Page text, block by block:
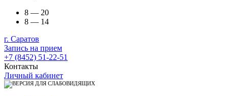
8 — 20
8 — 14
г. Саратов
Запись на прием
+7 (8452) 51-22-51
Контакты
Личный кабинет